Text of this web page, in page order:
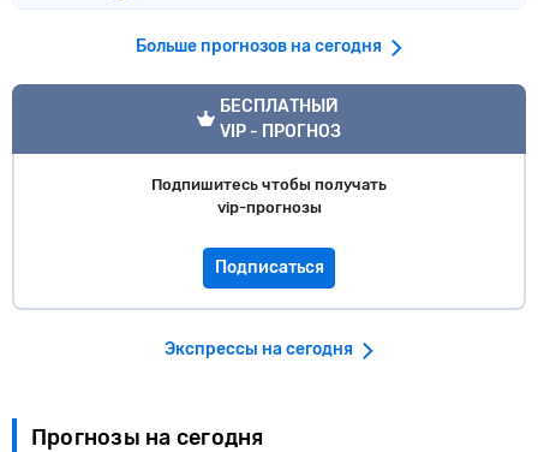
Больше прогнозов на сегодня
VIP прогноз
БЕСПЛАТНЫЙ
VIP - ПРОГНОЗ
Подпишитесь чтобы получать
vip-прогнозы
Подписаться
Экспрессы на сегодня
Прогнозы на сегодня